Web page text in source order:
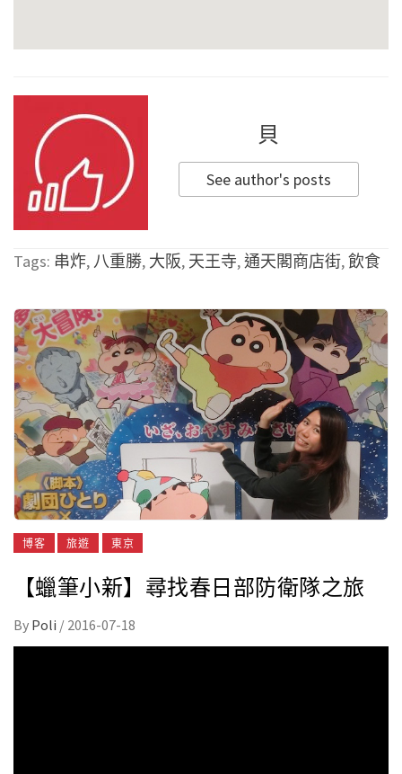
貝
See author's posts
Tags: 串炸, 八重勝, 大阪, 天王寺,通天閣商店街,飲食
博客 旅遊 東京
【蠟筆小新】尋找春日部防衛隊之旅
By Poli / 2016-07-18